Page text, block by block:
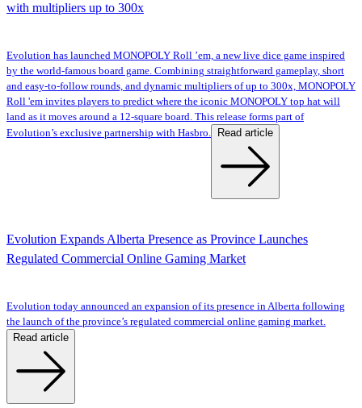
with multipliers up to 300x
Evolution has launched MONOPOLY Roll ’em, a new live dice game inspired
by the world-famous board game. Combining straightforward gameplay, short
and easy-to-follow rounds, and dynamic multipliers of up to 300x, MONOPOLY
Roll 'em invites players to predict where the iconic MONOPOLY top hat will
land as it moves around a 12-square board. This release forms part of
Evolution’s exclusive partnership with Hasbro.
Read article
Evolution Expands Alberta Presence as Province Launches
Regulated Commercial Online Gaming Market
Evolution today announced an expansion of its presence in Alberta following
the launch of the province’s regulated commercial online gaming market.
Read article